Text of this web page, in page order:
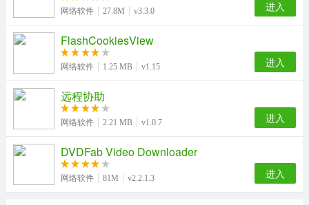
网络软件 27.8M v3.3.0 进入
FlashCookiesView
网络软件 1.25 MB v1.15 进入
远程协助
网络软件 2.21 MB v1.0.7 进入
DVDFab Video Downloader
网络软件 81M v2.2.1.3 进入